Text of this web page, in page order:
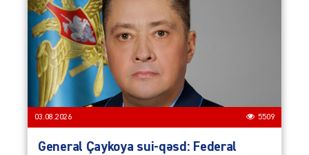
03.08.2026 5509
General Çaykoya sui-qəsd: Federal